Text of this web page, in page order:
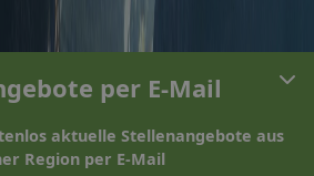
per E-Mail
aktuelle Stellenangebote aus
Region per E-Mail